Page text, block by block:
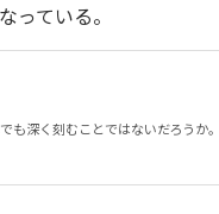
っている。
も深く刻むことではないだろうか。